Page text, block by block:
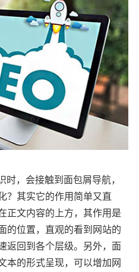
，会接触到面包屑导航，
？其实它的作用简单又直
正文内容的上方，其作用是
的位置，直观的看到网站的
返回到各个层级。另外，面
本的形式呈现，可以增加网